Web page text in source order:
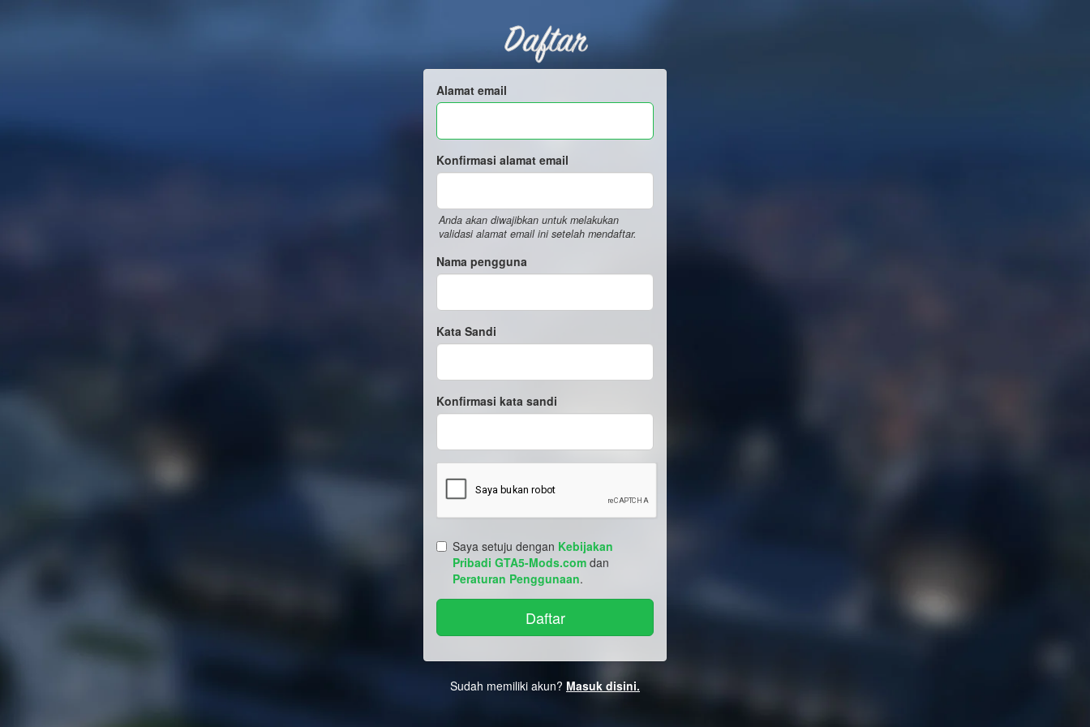
Daftar
Alamat email
Konfirmasi alamat email
Anda akan diwajibkan untuk melakukan
validasi alamat email ini setelah mendaftar.
Nama pengguna
Kata Sandi
Konfirmasi kata sandi
Saya setuju dengan Kebijakan
Pribadi GTA5-Mods.com dan
Peraturan Penggunaan.
Sudah memiliki akun? Masuk disini.